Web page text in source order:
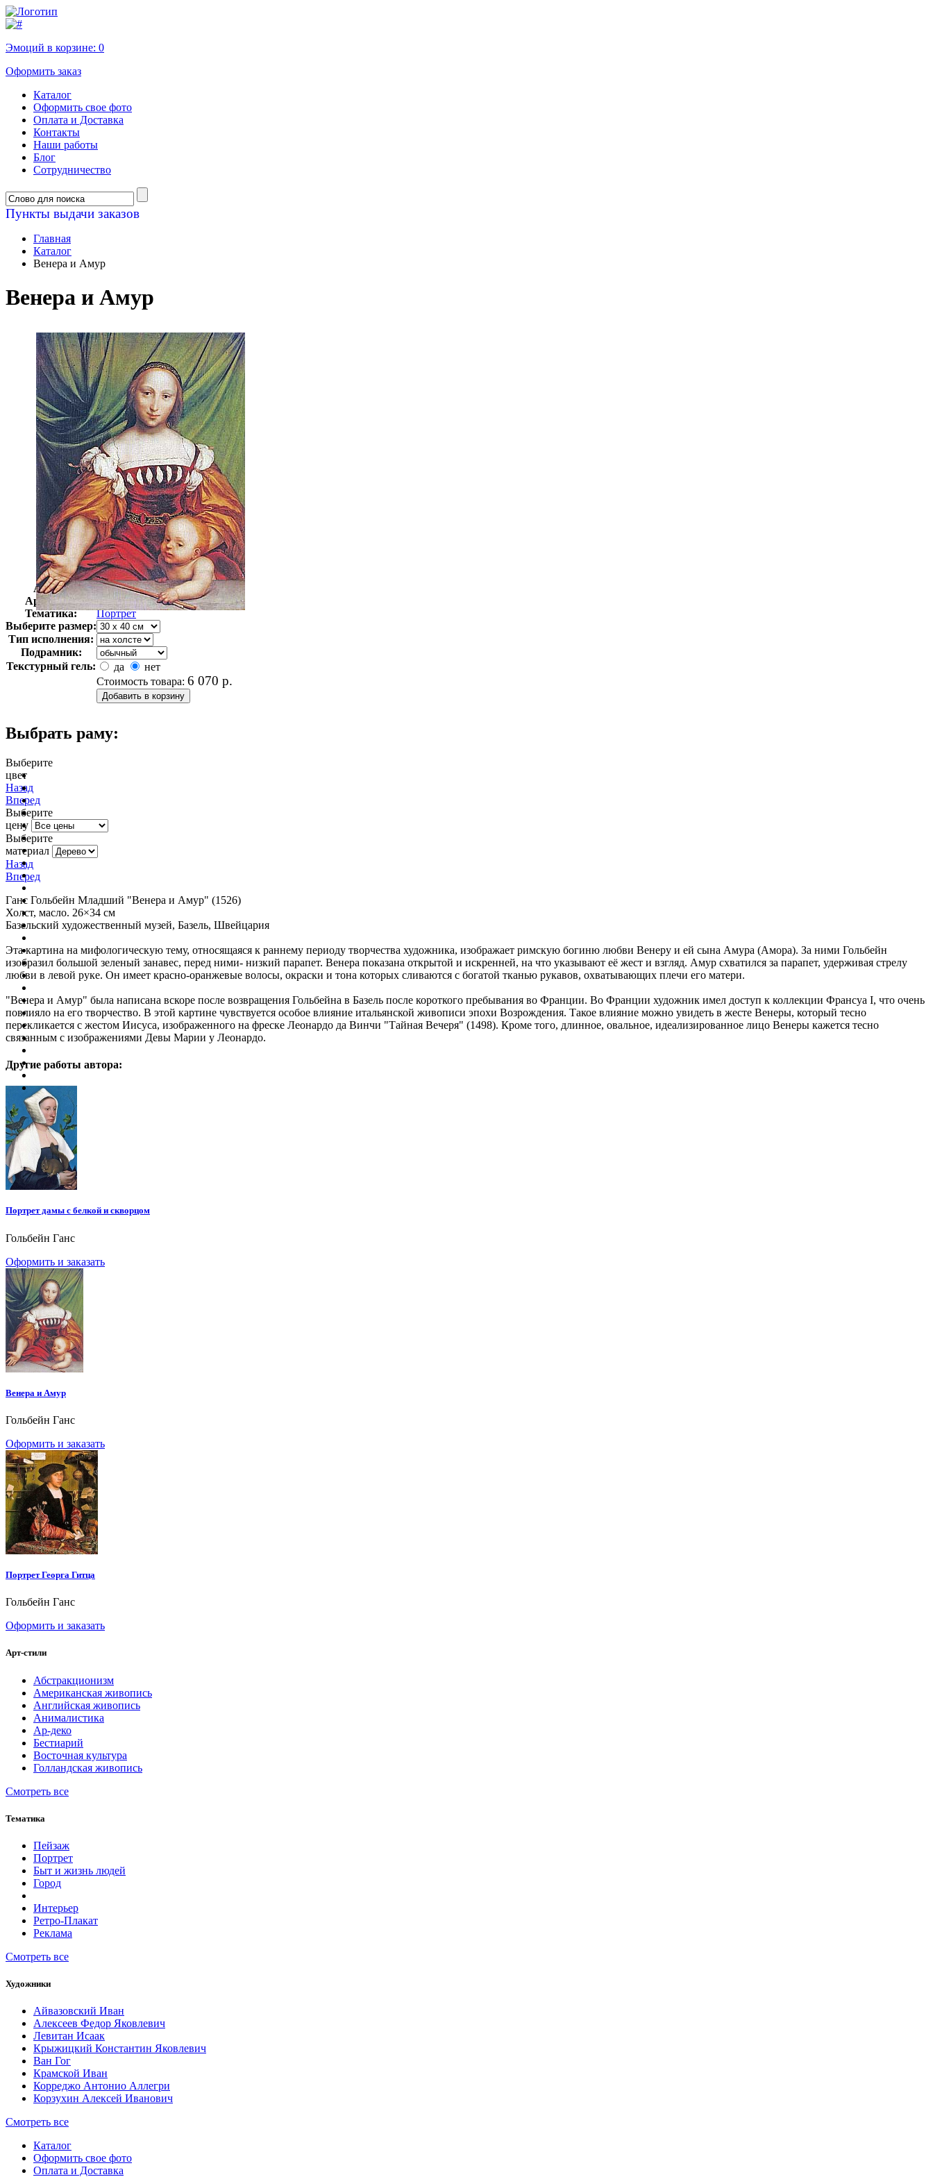
Эмоций в корзине: 0
Оформить заказ
Каталог
Оформить свое фото
Оплата и Доставка
Контакты
Наши работы
Блог
Сотрудничество
Пункты выдачи заказов
Главная
Каталог
Венера и Амур
Венера и Амур
Автор:
Гольбейн Ганс
Арт-стиль
Немецкая живопись
Тематика:
Портрет
Выберите размер:
Тип исполнения:
Подрамник:
Текстурный гель:
да
нет
Стоимость товара: 6 070 р.
Выбрать раму:
Выберите
цвет
Назад
Вперед
Выберите
цену
Выберите
материал
Назад
Вперед
Ганс Гольбейн Младший "Венера и Амур" (1526)
Холст, масло. 26×34 см
Базельский художественный музей, Базель, Швейцария
Эта картина на мифологическую тему, относящаяся к раннему периоду творчества художника, изображает римскую богиню любви Венеру и ей сына Амура (Амора). За ними Гольбейн
изобразил большой зеленый занавес, перед ними- низкий парапет. Венера показана открытой и искренней, на что указывают её жест и взгляд. Амур схватился за парапет, удерживая стрелу
любви в левой руке. Он имеет красно-оранжевые волосы, окраски и тона которых сливаются с богатой тканью рукавов, охватывающих плечи его матери.
"Венера и Амур" была написана вскоре после возвращения Гольбейна в Базель после короткого пребывания во Франции. Во Франции художник имел доступ к коллекции Франсуа I, что очень
повлияло на его творчество. В этой картине чувствуется особое влияние итальянской живописи эпохи Возрождения. Такое влияние можно увидеть в жесте Венеры, который тесно
перекликается с жестом Иисуса, изображенного на фреске Леонардо да Винчи "Тайная Вечеря" (1498). Кроме того, длинное, овальное, идеализированное лицо Венеры кажется тесно
связанным с изображениями Девы Марии у Леонардо.
Другие работы автора:
Портрет дамы с белкой и скворцом
Гольбейн Ганс
Оформить и заказать
Венера и Амур
Гольбейн Ганс
Оформить и заказать
Портрет Георга Гитца
Гольбейн Ганс
Оформить и заказать
Арт-стили
Абстракционизм
Американская живопись
Английская живопись
Анималистика
Ар-деко
Бестиарий
Восточная культура
Голландская живопись
Смотреть все
Тематика
Пейзаж
Портрет
Быт и жизнь людей
Город
Интерьер
Ретро-Плакат
Реклама
Смотреть все
Художники
Айвазовский Иван
Алексеев Федор Яковлевич
Левитан Исаак
Крыжицкий Константин Яковлевич
Ван Гог
Крамской Иван
Корреджо Антонио Аллегри
Корзухин Алексей Иванович
Смотреть все
Каталог
Оформить свое фото
Оплата и Доставка